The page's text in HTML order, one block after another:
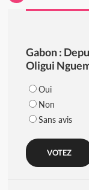
Gabon :
Oligui
Oui
Non
Sans avis